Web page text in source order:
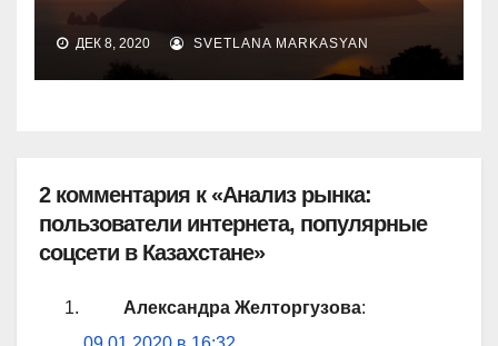
ДЕК 8, 2020 SVETLANA MARKASYAN
2 комментария к «Анализ рынка:
пользователи интернета, популярные
соцсети в Казахстане»
Александра Желторгузова: